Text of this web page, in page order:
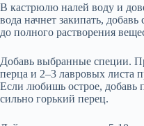
В кастрюлю налей воду и
вода начнет закипать,
до полного растворения
Добавь выбранные специи.
перца и 2–3 лавровых листа
Если любишь острое, добавь
сильно горький перец.